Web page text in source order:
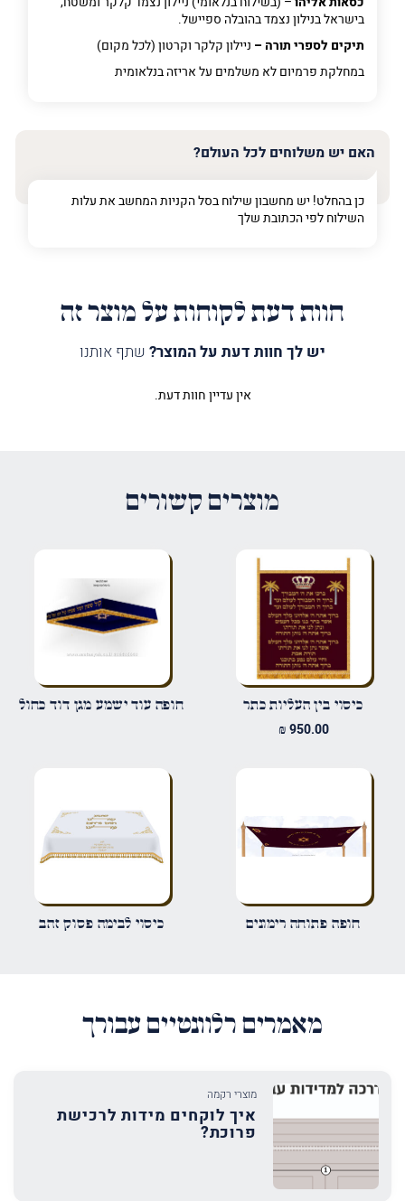
בישראל בנילון נצמד בהובלה ספיישל.
תיקים לספרי תורה – ניילון קלקר וקרטון (לכל מקום)
במחלקת פרמיוםלא משלמים על אריזה בנלאומית
האם יש משלוחים לכל העולם?
כן בהחלט! יש מחשבון שילוח בסל הקניות המחשב את עלות
השילוח לפי הכתובת שלך
חוות דעת לקוחות על מוצר זה
יש לך חוות דעת על המוצר? שתף אותנו
הביקורת שלך*
שם*
שמור בדפדפן זה את השם, האימייל והאתר שלי לפעם הבאה שאגיב.
אין עדיין חוות דעת.
מוצרים קשורים
כיסוי בין העליות כתר
₪950.00
חופה עוד ישמע מגן דוד כחול
חופה פתוחה רימונים כיסוי לבימה פסוק זהב
מאמרים רלוונטיים עבורך
מוצרי רקמה
איך לוקחים מידות לרכישת
פרוכת?